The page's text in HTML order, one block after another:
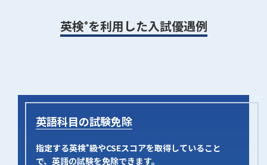
英検®を利用した入試優遇例
英語科目の試験免除
指定する英検®級やCSEスコアを取得していること
で、英語の試験を免除できます。